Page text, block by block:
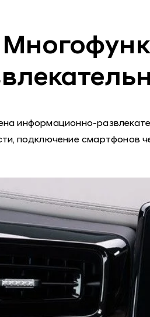
информационно-
подключение смартфонов